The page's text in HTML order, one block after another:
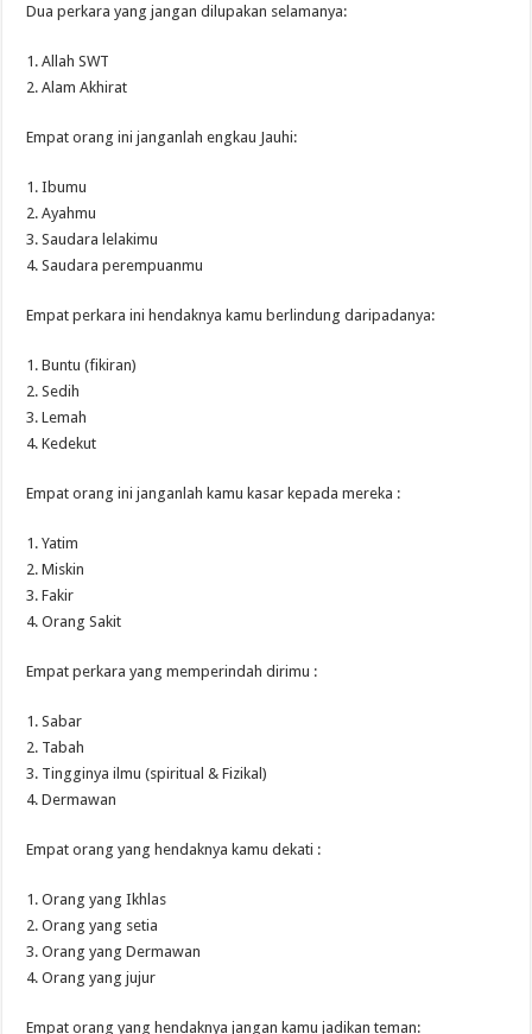
Dua perkara yang jangan dilupakan selamanya:
1. Allah SWT
2. Alam Akhirat
Empat orang ini janganlah engkau Jauhi:
1. Ibumu
2. Ayahmu
3. Saudara lelakimu
4. Saudara perempuanmu
Empat perkara ini hendaknya kamu berlindung daripadanya:
1. Buntu (fikiran)
2. Sedih
3. Lemah
4. Kedekut
Empat orang ini janganlah kamu kasar kepada mereka :
1. Yatim
2. Miskin
3. Fakir
4. Orang Sakit
Empat perkara yang memperindah dirimu :
1. Sabar
2. Tabah
3. Tingginya ilmu (spiritual & Fizikal)
4. Dermawan
Empat orang yang hendaknya kamu dekati :
1. Orang yang Ikhlas
2. Orang yang setia
3. Orang yang Dermawan
4. Orang yang jujur
Empat orang yang hendaknya jangan kamu jadikan teman: